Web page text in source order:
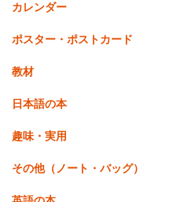
カレンダー
ポスター・ポストカード
教材
日本語の本
趣味・実用
その他（ノート・バッグ）